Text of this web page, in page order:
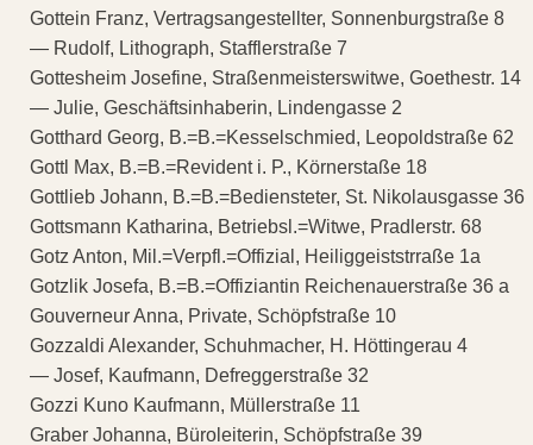
Gottein Franz, Vertragsangestellter, Sonnenburgstraße 8
— Rudolf, Lithograph, Stafflerstraße 7
Gottesheim Josefine, Straßenmeisterswitwe, Goethestr. 14
— Julie, Geschäftsinhaberin, Lindengasse 2
Gotthard Georg, B.=B.=Kesselschmied, Leopoldstraße 62
Gottl Max, B.=B.=Revident i. P., Körnerstaße 18
Gottlieb Johann, B.=B.=Bediensteter, St. Nikolausgasse 36
Gottsmann Katharina, Betriebsl.=Witwe, Pradlerstr. 68
Gotz Anton, Mil.=Verpfl.=Offizial, Heiliggeiststrraße 1a
Gotzlik Josefa, B.=B.=Offiziantin Reichenauerstraße 36 a
Gouverneur Anna, Private, Schöpfstraße 10
Gozzaldi Alexander, Schuhmacher, H. Höttingerau 4
— Josef, Kaufmann, Defreggerstraße 32
Gozzi Kuno Kaufmann, Müllerstraße 11
Graber Johanna, Büroleiterin, Schöpfstraße 39